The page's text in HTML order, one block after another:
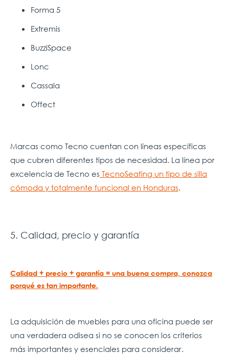
Forma 5
Extremis
BuzziSpace
Lonc
Cassala
Offect
Marcas como Tecno cuentan con líneas específicas
que cubren diferentes tipos de necesidad. La línea por
excelencia de Tecno es TecnoSeating un tipo de silla
cómoda y totalmente funcional en Honduras.
5. Calidad, precio y garantía
Calidad + precio + garantía = una buena compra, conozca
porqué es tan importante.
La adquisición de muebles para una oficina puede ser
una verdadera odisea si no se conocen los criterios
más importantes y esenciales para considerar.